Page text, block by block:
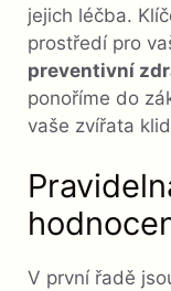
jejich léčba.
prostředí pro
preventivní
ponoříme do
vaše zvířata
V první řadě